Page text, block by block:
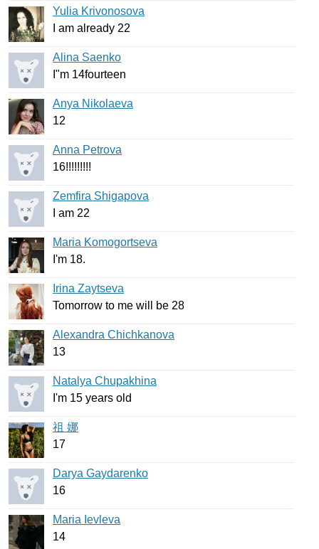
Yulia Krivonosova
am already 22
Alina Saenko
"m 14fourteen
Anya Nikolaeva
12
Anna Petrova
16!!!!!!!!!
Zemfira Shigapova
am 22
Maria Komogortseva
I'm 18.
Irina Zaytseva
Tomorrow to me will be 28
Alexandra Chichkanova
13
Natalya Chupakhina
I'm 15 years old
祖 娜
17
Darya Gaydarenko
16
Maria Ievleva
14